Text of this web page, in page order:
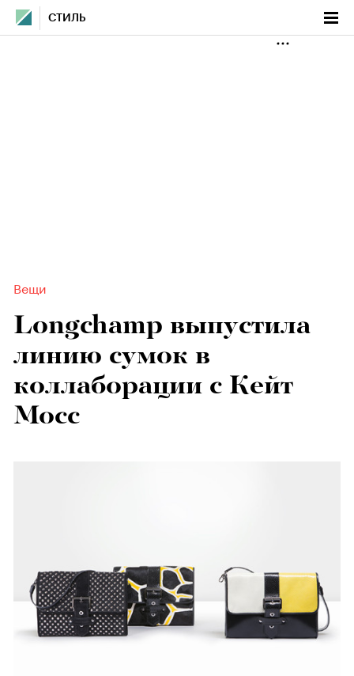
СТИЛЬ
Вещи
Longchamp выпустила
линию сумок в
коллаборации с Кейт
Мосс